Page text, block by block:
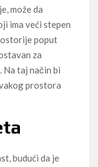
može da
ima veći stepen
poput
za
taj način bi
prostora
budući da je